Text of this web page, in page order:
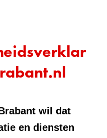
wil dat
en diensten